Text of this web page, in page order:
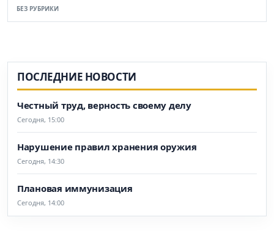
БЕЗ РУБРИКИ
ПОСЛЕДНИЕ НОВОСТИ
Честный труд, верность своему делу
Сегодня, 15:00
Нарушение правил хранения оружия
Сегодня, 14:30
Плановая иммунизация
Сегодня, 14:00